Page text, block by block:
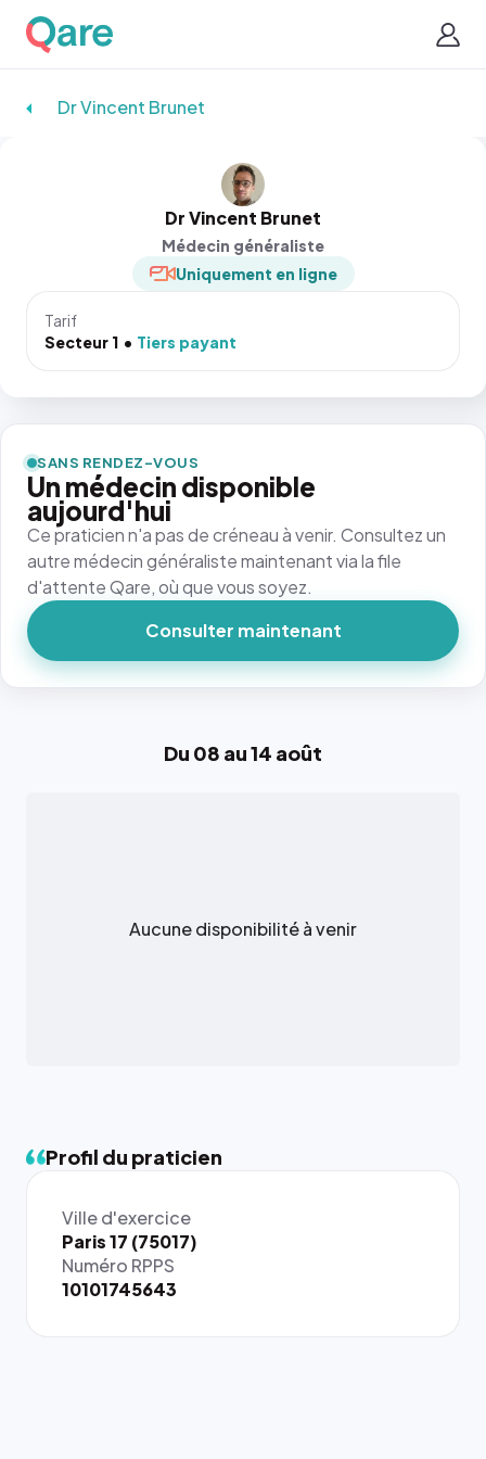
Dr Vincent Brunet
Dr Vincent Brunet
Médecin généraliste
Uniquement en ligne
Tarif
Secteur 1
Tiers payant
Du 08 au 14 août
Aucune disponibilité à venir
Profil du praticien
Ville d'exercice
Paris 17 (75017)
Numéro RPPS
10101745643
SANS RENDEZ-VOUS
Un médecin disponible
aujourd'hui
Ce praticien n'a pas de créneau à venir. Consultez un
autre médecin généraliste maintenant via la file
d'attente Qare, où que vous soyez.
Consulter maintenant
{# 40×40
: la taille
rendue par
`.profile-